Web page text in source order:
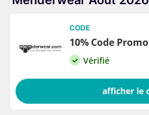
CODE
10% Code
Vérifié
afficher le